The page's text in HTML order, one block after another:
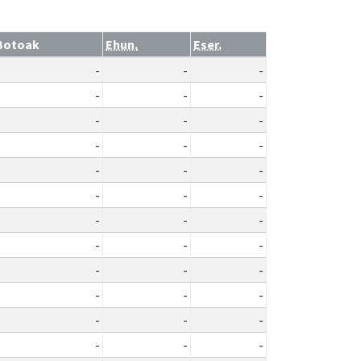
Ehun.
Eser.
-
-
-
-
-
-
-
-
-
-
-
-
-
-
-
-
-
-
-
-
-
-
-
-
-
-
-
-
-
-
-
-
-
-
- -